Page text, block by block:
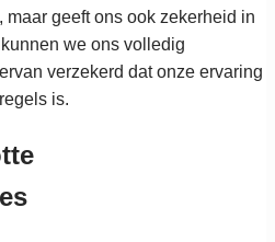
geeft ons ook zekerheid in
we ons volledig
verzekerd dat onze ervaring
is.